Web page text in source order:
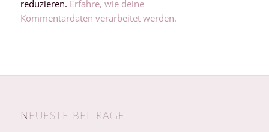
reduzieren. Erfahre, wie deine
Kommentardaten verarbeitet werden.
NEUESTE BEITRÄGE